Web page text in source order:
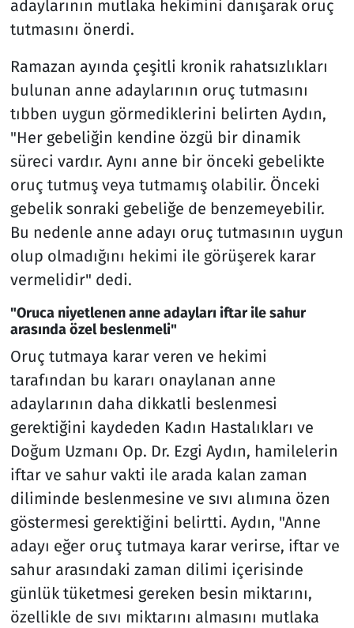
adaylarının mutlaka hekimini danışarak oruç
tutmasını önerdi.
Ramazan ayında çeşitli kronik rahatsızlıkları
bulunan anne adaylarının oruç tutmasını
tıbben uygun görmediklerini belirten Aydın,
"Her gebeliğin kendine özgü bir dinamik
süreci vardır. Aynı anne bir önceki gebelikte
oruç tutmuş veya tutmamış olabilir. Önceki
gebelik sonraki gebeliğe de benzemeyebilir.
Bu nedenle anne adayı oruç tutmasının uygun
olup olmadığını hekimi ile görüşerek karar
vermelidir" dedi.
"Oruca niyetlenen anne adayları iftar ile sahur
arasında özel beslenmeli"
Oruç tutmaya karar veren ve hekimi
tarafından bu kararı onaylanan anne
adaylarının daha dikkatli beslenmesi
gerektiğini kaydeden Kadın Hastalıkları ve
Doğum Uzmanı Op. Dr. Ezgi Aydın, hamilelerin
iftar ve sahur vakti ile arada kalan zaman
diliminde beslenmesine ve sıvı alımına özen
göstermesi gerektiğini belirtti. Aydın, "Anne
adayı eğer oruç tutmaya karar verirse, iftar ve
sahur arasındaki zaman dilimi içerisinde
günlük tüketmesi gereken besin miktarını,
özellikle de sıvı miktarını almasını mutlaka